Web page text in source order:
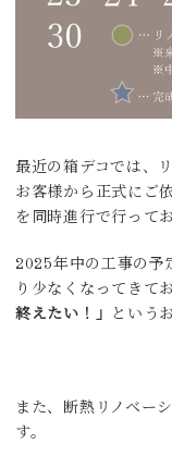
最近の箱デコでは、
お客様から正式にご
を同時進行で行って
2025年中の工事の予
り少なくなってきて
終えたい！」
という
また、断熱リノベー
す。